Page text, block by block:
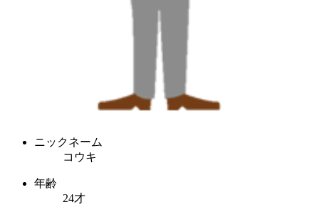
ニックネーム
コウキ
年齢
24才